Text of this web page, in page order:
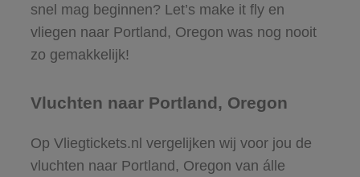
snel mag beginnen? Let’s make it fly en
vliegen naar Portland, Oregon was nog nooit
zo gemakkelijk!
Vluchten naar Portland, Oregon
Op Vliegtickets.nl vergelijken wij voor jou de
vluchten naar Portland, Oregon van álle